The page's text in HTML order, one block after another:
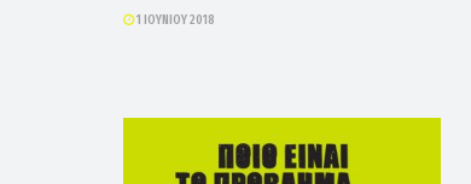
1 ΙΟΥΝΊΟΥ 2018